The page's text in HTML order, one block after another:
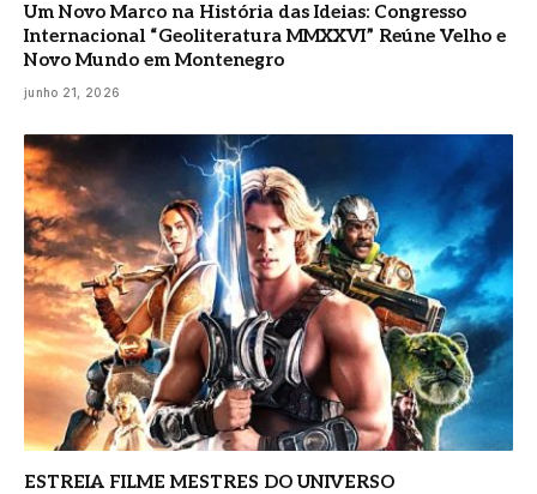
Um Novo Marco na História das Ideias: Congresso
Internacional “Geoliteratura MMXXVI” Reúne Velho e
Novo Mundo em Montenegro
junho 21, 2026
ESTREIA FILME MESTRES DO UNIVERSO